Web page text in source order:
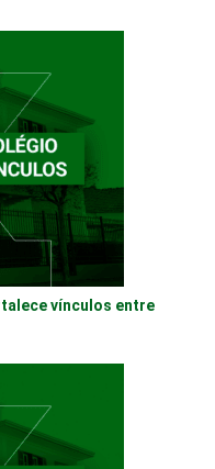
vínculos entre